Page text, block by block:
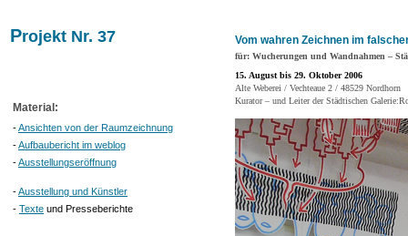
Projekt Nr. 37
Material:
-Ansichten von der Raumzeichnung
-Aufbaubericht im weblog
-Ausstellungseröffnung
-Ausstellung und Künstler
- Texte und Presseberichte
Vom wahren Zeichnen im
für: Wucherungen und Wandnahmen –
15. August bis 29. Oktober 2006
Alte Weberei / Vechteaue 2 / 48529 Nordhorn
Kurator – und Leiter der Städtischen